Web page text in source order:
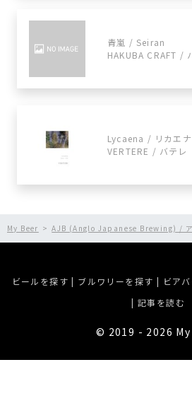
青嵐 / Seiran
HAKUBA CRAFT /
Lycaena / リカエナ
VERTERE / バテレ
My Beer AJB (Anglo Japanese Brewing) / ア
ビールを探す | ブルワリーを探す | ビア
| 記事を読む
©︎ 2019 - 2026